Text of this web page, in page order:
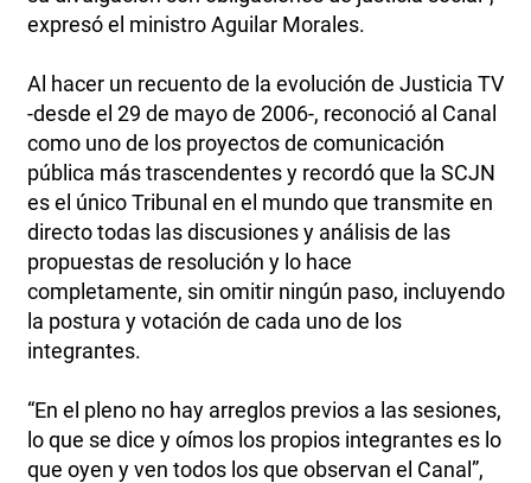
expresó el ministro Aguilar Morales.
Al hacer un recuento de la evolución de Justicia TV
-desde el 29 de mayo de 2006-, reconoció al Canal
como uno de los proyectos de comunicación
pública más trascendentes y recordó que la SCJN
es el único Tribunal en el mundo que transmite en
directo todas las discusiones y análisis de las
propuestas de resolución y lo hace
completamente, sin omitir ningún paso, incluyendo
la postura y votación de cada uno de los
integrantes.
“En el pleno no hay arreglos previos a las sesiones,
lo que se dice y oímos los propios integrantes es lo
que oyen y ven todos los que observan el Canal”,